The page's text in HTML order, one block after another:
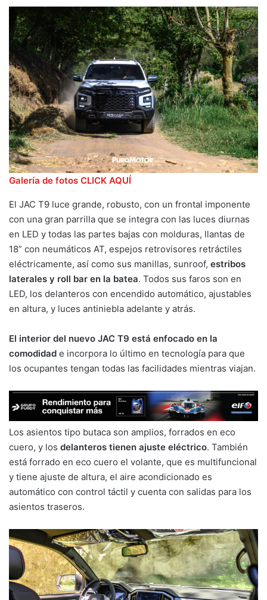
Galería de fotos CLICK AQUÍ
El JAC T9 luce grande, robusto, con un frontal imponente
con una gran parrilla que se integra con las luces diurnas
en LED y todas las partes bajas con molduras, llantas de
18” con neumáticos AT, espejos retrovisores retráctiles
eléctricamente, así como sus manillas, sunroof, estribos
laterales y roll bar en la batea. Todos sus faros son en
LED, los delanteros con encendido automático, ajustables
en altura, y luces antiniebla adelante y atrás.
El interior del nuevo JAC T9 está enfocado en la
comodidad e incorpora lo último en tecnología para que
los ocupantes tengan todas las facilidades mientras viajan.
Los asientos tipo butaca son amplios, forrados en eco
cuero, y los delanteros tienen ajuste eléctrico. También
está forrado en eco cuero el volante, que es multifuncional
y tiene ajuste de altura, el aire acondicionado es
automático con control táctil y cuenta con salidas para los
asientos traseros.